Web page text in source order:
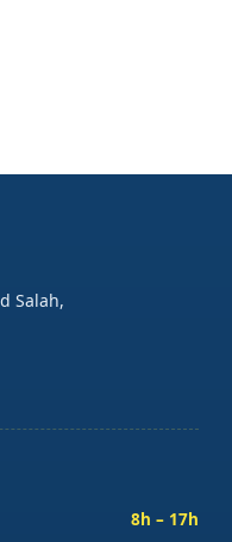
Salah,
8h – 17h